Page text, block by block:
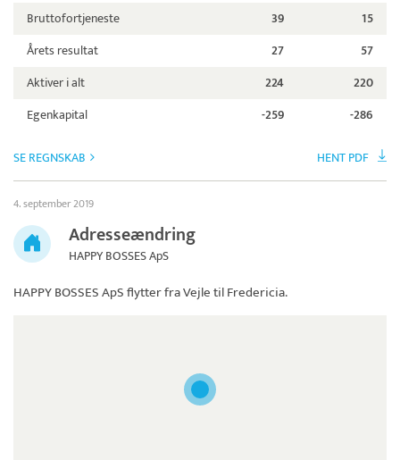
Bruttofortjeneste 39
15
Årets resultat
27
57
Aktiver i alt
224
220
Egenkapital
-259 -286
SE REGNSKAB HENT PDF
4. september 2019
Adresseændring
HAPPY BOSSES ApS
HAPPY BOSSES ApSflytter fra Vejle til Fredericia.